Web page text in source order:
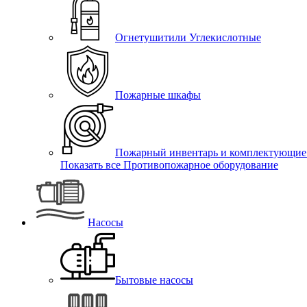
Огнетушитили Углекислотные
Пожарные шкафы
Пожарный инвентарь и
Показать все Противопожарное оборудование
Насосы
Бытовые насосы